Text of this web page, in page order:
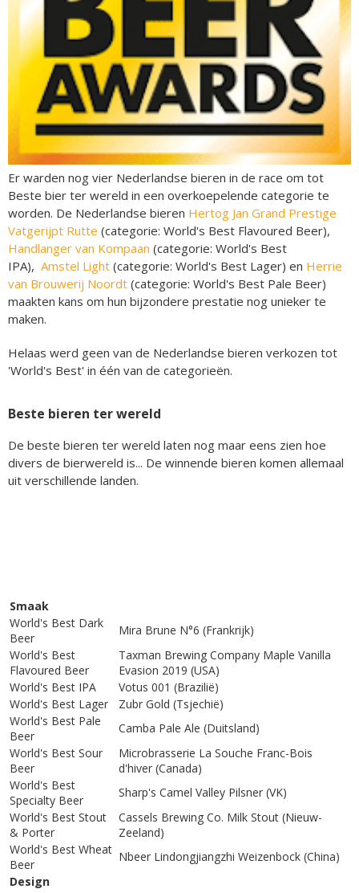
Er warden nog vier Nederlandse bieren in de race om tot
Beste bier ter wereld in een overkoepelende categorie te
worden. De Nederlandse bieren Hertog Jan Grand Prestige
Vatgerijpt Rutte (categorie: World's Best Flavoured Beer),
Handlanger van Kompaan (categorie: World's Best
IPA), Amstel Light (categorie: World's Best Lager) en Herrie
van Brouwerij Noordt (categorie: World's Best Pale Beer)
maakten kans om hun bijzondere prestatie nog unieker te
maken.
Helaas werd geen van de Nederlandse bieren verkozen tot
'World's Best' in één van de categorieën.
Beste bieren ter wereld
De beste bieren ter wereld laten nog maar eens zien hoe
divers de bierwereld is... De winnende bieren komen allemaal
uit verschillende landen.
Smaak
World's Best Dark
Beer
Mira Brune N°6 (Frankrijk)
World's Best
Flavoured Beer
Taxman Brewing Company Maple Vanilla
Evasion 2019 (USA)
World's Best IPA
Votus 001 (Brazilië)
World's Best Lager
Zubr Gold (Tsjechië)
World's Best Pale
Beer
Camba Pale Ale (Duitsland)
World's Best Sour
Beer
Microbrasserie La Souche Franc-Bois
d'hiver (Canada)
World's Best
Specialty Beer
Sharp's Camel Valley Pilsner (VK)
World's Best Stout
& Porter
Cassels Brewing Co. Milk Stout (Nieuw-
Zeeland)
World's Best Wheat
Beer
Nbeer Lindongjiangzhi Weizenbock (China)
Design